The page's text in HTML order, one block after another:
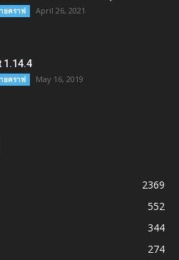
ยคราฟ April 26, 2021
1.14.4
ยคราฟ May 16, 2019
2369
552
344
274